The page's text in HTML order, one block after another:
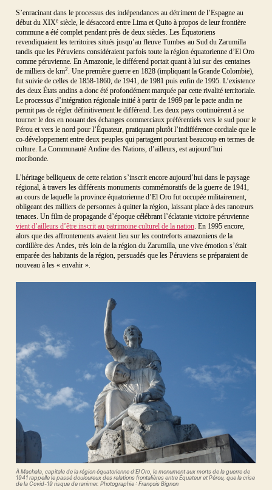
S’enracinant dans le processus des indépendances au détriment de l’Espagne au
début du XIXesiècle, le désaccord entre Lima et Quito à propos de leur frontière
commune a été complet pendant près de deux siècles. Les Équatoriens
revendiquaient les territoires situés jusqu’au fleuve Tumbes au Sud du Zarumilla
tandis que les Péruviens considéraient parfois toute la région équatorienne d’El Oro
comme péruvienne. En Amazonie, le différend portait quant à lui sur des centaines
de milliers de km2. Une première guerre en 1828 (impliquant la Grande Colombie),
fut suivie de celles de 1858-1860, de 1941, de 1981 puis enfin de 1995. L’existence
des deux États andins a donc été profondément marquée par cette rivalité territoriale.
Le processus d’intégration régionale initié à partir de 1969 par le pacte andin ne
permit pas de régler définitivement le différend. Les deux pays continuèrent à se
tourner le dos en nouant des échanges commerciaux préférentiels vers le sud pour le
Pérou et vers le nord pour l’Équateur, pratiquant plutôt l’indifférence cordiale que le
co-développement entre deux peuples qui partagent pourtant beaucoup en termes de
culture. La Communauté Andine des Nations, d’ailleurs, est aujourd’hui
moribonde.
L’héritage belliqueux de cette relation s’inscrit encore aujourd’hui dans le paysage
régional, à travers les différents monuments commémoratifs de la guerre de 1941,
au cours de laquelle la province équatorienne d’El Oro fut occupée militairement,
obligeant des milliers de personnes à quitter la région, laissant place à des rancœurs
tenaces. Un film de propagande d’époque célébrant l’éclatante victoire péruvienne
vient d’ailleurs d’être inscrit au patrimoine culturel de la nation. En 1995 encore,
alors que des affrontements avaient lieu sur les contreforts amazoniens de la
cordillère des Andes, très loin de la région du Zarumilla, une vive émotion s’était
emparée des habitants de la région, persuadés que les Péruviens se préparaient de
nouveau à les « envahir ».
À Machala, capitale de la région équatorienne d’El Oro, le monument aux morts de la guerre de
1941 rappelle le passé douloureux des relations frontalières entre Équateur et Pérou, que la crise
de la Covid-19 risque de ranimer. Photographie : François Bignon